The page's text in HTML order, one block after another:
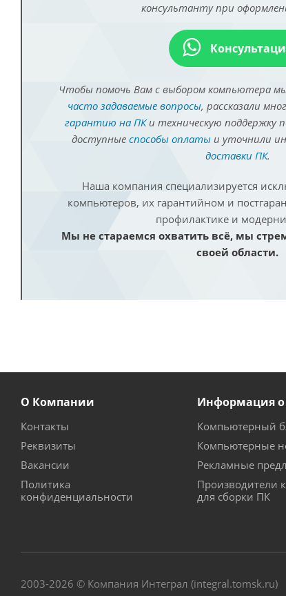
консультанту при
Чтобы помочь Вам с выбором компьютера
часто задаваемые вопросы, рассказали
гарантию на ПКи техническую поддержку
доступные способы оплатыи уточнили
доставки ПК.
Наша компания специализируется
компьютеров, их гарантийном и
профилактике и
Мы не стараемся охватить всё, мы
своей области.
О Компании
Контакты
Реквизиты
Вакансии
Политика
конфиденциальности
Информация о
Компьютерный
Компьютерные
Рекламные
Производители
для сборки ПК
2003-2026 © Компания Интеграл (integral.tomsk.ru)